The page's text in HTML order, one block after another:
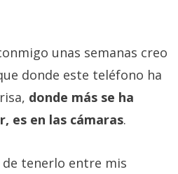
unas semanas creo
donde este teléfono ha
donde más se ha
es en las cámaras.
de tenerlo entre mis